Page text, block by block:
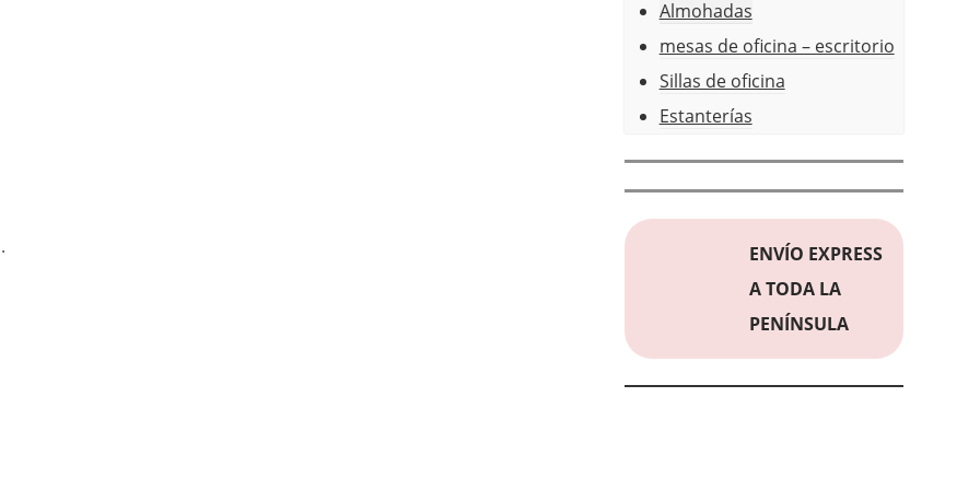
Almohadas
mesas de oficina – escritorio
Sillas de oficina
Estanterías
ENVÍO EXPRESS
A TODA LA
PENÍNSULA